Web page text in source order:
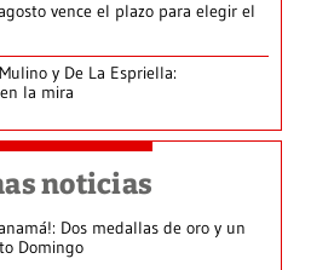
vence el plazo para elegir el
y De La Espriella:
la mira
noticias
Dos medallas de oro y un
Domingo